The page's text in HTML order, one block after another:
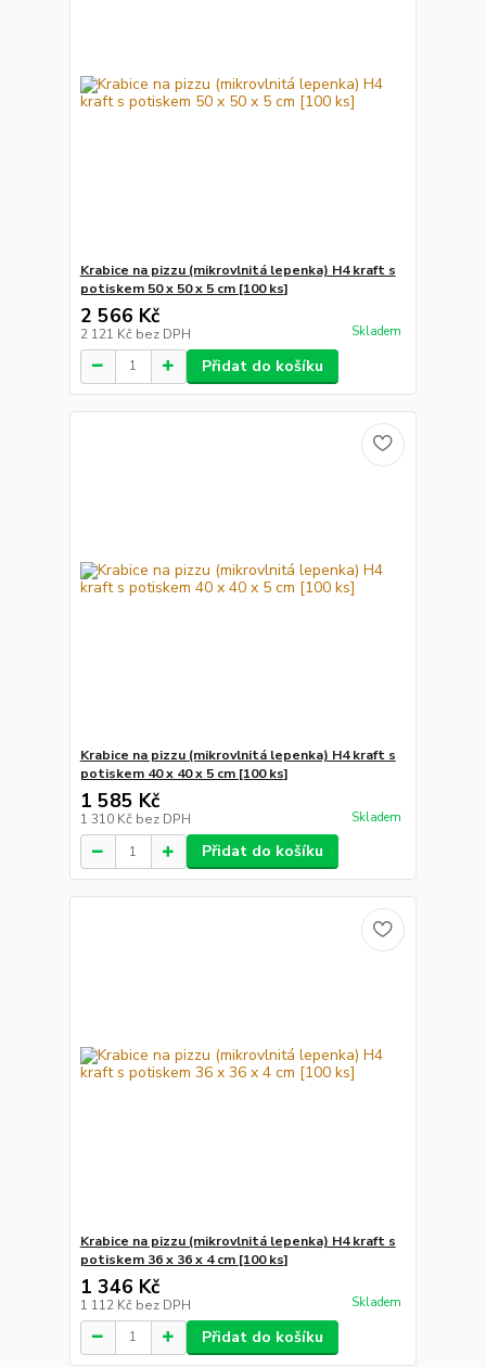
Krabice na pizzu (mikrovlnitá lepenka) H4 kraft s
potiskem 50 x 50 x 5 cm [100 ks]
2 566 Kč
2 121 Kč bez DPH Skladem
Přidat do košíku
Krabice na pizzu (mikrovlnitá lepenka) H4 kraft s
potiskem 40 x 40 x 5 cm [100 ks]
1 585 Kč
1 310 Kč bez DPH Skladem
Přidat do košíku
Krabice na pizzu (mikrovlnitá lepenka) H4 kraft s
potiskem 36 x 36 x 4 cm [100 ks]
1 346 Kč
1 112 Kč bez DPH Skladem
Přidat do košíku